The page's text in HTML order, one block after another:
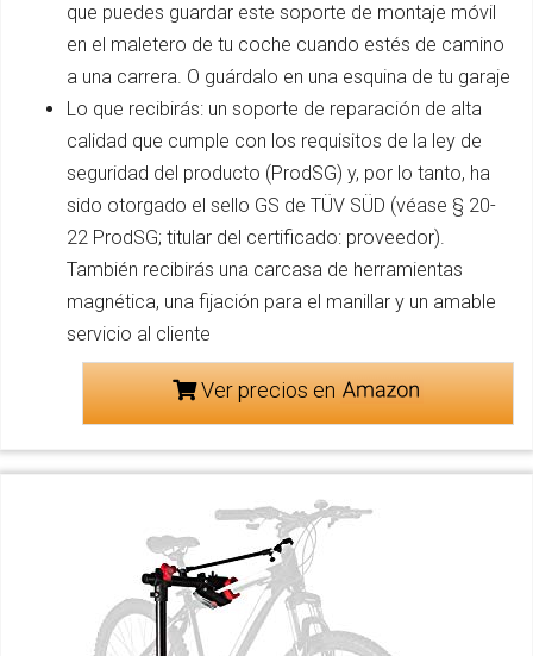
que puedes guardar este soporte de montaje móvil
en el maletero de tu coche cuando estés de camino
a una carrera. O guárdalo en una esquina de tu garaje
Lo que recibirás: un soporte de reparación de alta
calidad que cumple con los requisitos de la ley de
seguridad del producto (ProdSG) y, por lo tanto, ha
sido otorgado el sello GS de TÜV SÜD (véase § 20-
22 ProdSG; titular del certificado: proveedor).
También recibirás una carcasa de herramientas
magnética, una fijación para el manillar y un amable
servicio al cliente
Ver precios en